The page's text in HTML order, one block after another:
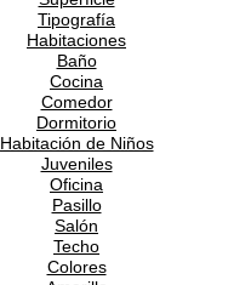
Tipografía
Habitaciones
Baño
Cocina
Comedor
Dormitorio
Habitación de Niños
Juveniles
Oficina
Pasillo
Salón
Techo
Colores